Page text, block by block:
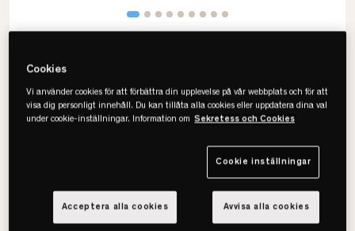
Stunda
Välj storlek
Cookies
Vi använder cookies för att förbättra din upplevelse på vår webbplats och för att
visa dig personligt innehåll. Du kan tillåta alla cookies eller uppdatera dina val
under cookie-inställningar. Information om Sekretess och Cookies
Cookie inställningar
Avvisa alla cookies
Acceptera alla cookies